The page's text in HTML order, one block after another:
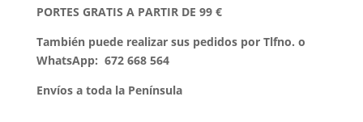
PORTES GRATIS A PARTIR DE 99 €
También puede realizar sus pedidos por Tlfno. o
WhatsApp: 672 668 564
Envíos a toda la Península